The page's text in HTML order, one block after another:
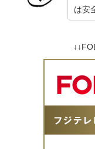
は安